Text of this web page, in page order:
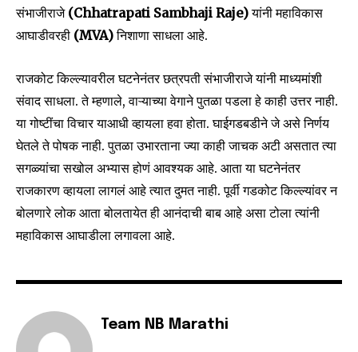
Join our community of
SUBSCRIBERS and be part of the
conversation.
To subscribe, simply enter your email address on our website
or click the subscribe button below. Don't worry, we respect
your privacy and won't spam your inbox. Your information is
संभाजीराजे (Chhatrapati Sambhaji Raje)यांनी महाविकास
आघाडीवरही (MVA)निशाणा साधला आहे.
राजकोट किल्ल्यावरील घटनेनंतर छत्रपती संभाजीराजे यांनी माध्यमांशी
संवाद साधला. ते म्हणाले, वाऱ्याच्या वेगाने पुतळा पडला हे काही उत्तर नाही.
या गोष्टींचा विचार याआधी व्हायला हवा होता. घाईगडबडीने जे असे निर्णय
घेतले ते पोषक नाही. पुतळा उभारताना ज्या काही जाचक अटी असतात त्या
सगळ्यांचा सखोल अभ्यास होणं आवश्यक आहे. आता या घटनेनंतर
राजकारण व्हायला लागलं आहे त्यात दुमत नाही. पूर्वी गडकोट किल्ल्यांवर न
बोलणारे लोक आता बोलतायेत ही आनंदाची बाब आहे असा टोला त्यांनी
महाविकास आघाडीला लगावला आहे.
Team NB Marathi